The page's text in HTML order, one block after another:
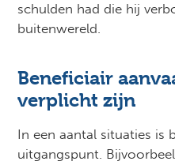
schulden had die hij
buitenwereld.
Beneficiair
verplicht zijn
In een aantal situaties is
uitgangspunt.